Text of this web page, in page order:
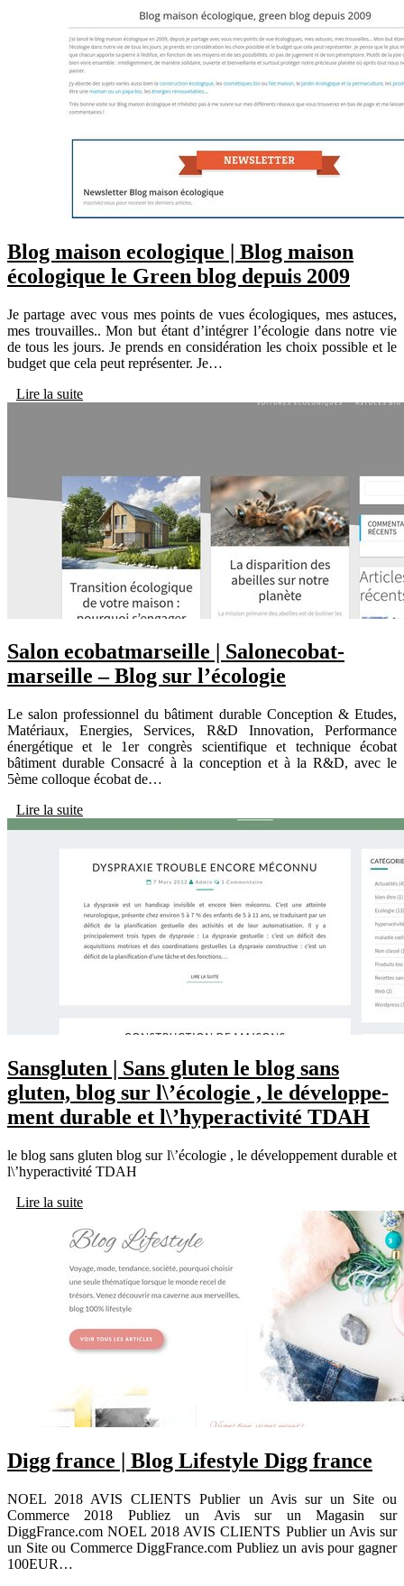
Blog maison ecologique | Blog maison
écologique le Green blog depuis 2009
Je partage avec vous mes points de vues écologiques, mes astuces,
mes trouvailles.. Mon but étant d’intégrer l’écologie dans notre vie
de tous les jours. Je prends en considération les choix possible et le
budget que cela peut représenter. Je…
Lire la suite
Salon eco­bat­marseil­le | Saloneco­bat­
marseil­le – Blog sur l’écologie
Le salon professionnel du bâtiment durable Conception & Etudes,
Matériaux, Energies, Services, R&D Innovation, Performance
énergétique et le 1er congrès scientifique et technique écobat
bâtiment durable Consacré à la conception et à la R&D, avec le
5ème colloque écobat de…
Lire la suite
Sansgluten | Sans gluten le blog sans
gluten, blog sur l\’écologie , le dévelop­pe­
ment durable et l\’hyperacti­vité TDAH
le blog sans gluten blog sur l\’écologie , le développement durable et
l\’hyperactivité TDAH
Lire la suite
Digg france | Blog Lifestyle Digg france
NOEL 2018 AVIS CLIENTS Publier un Avis sur un Site ou
Commerce 2018 Publiez un Avis sur un Magasin sur
DiggFrance.com NOEL 2018 AVIS CLIENTS Publier un Avis sur
un Site ou Commerce DiggFrance.com Publiez un avis pour gagner
100EUR…